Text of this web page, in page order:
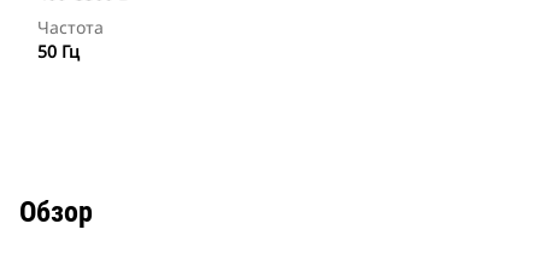
Частота
50 Гц
Обзор